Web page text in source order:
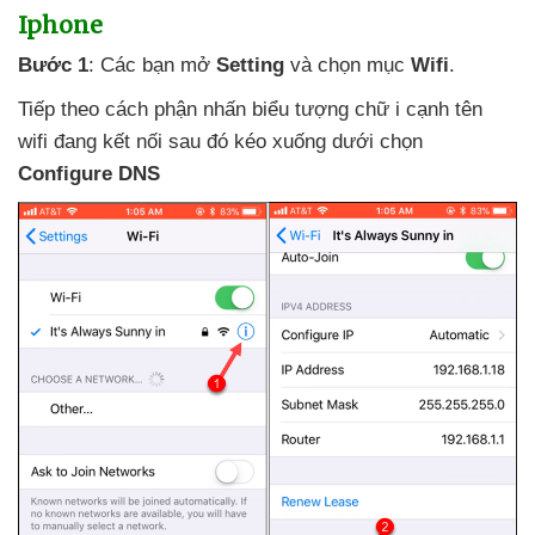
Iphone
Bước 1: Các bạn mở Setting và chọn mục Wifi.
Tiếp theo cách phận nhấn biểu tượng chữ i cạnh tên
wifi đang kết nối sau đó kéo xuống dưới chọn
Configure DNS